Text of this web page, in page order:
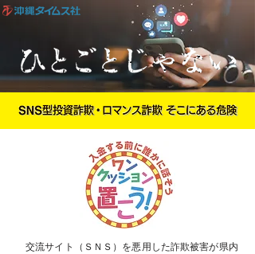
交流サイト（ＳＮＳ）を悪用した詐欺被害が県内